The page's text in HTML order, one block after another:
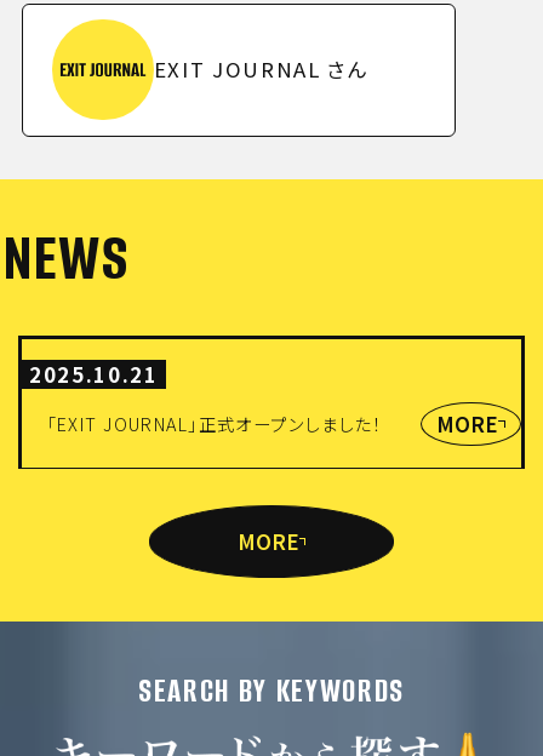
EXIT JOURNAL さん
NEWS
2025.10.21
「EXIT JOURNAL」正式オープンしました！ MORE
MORE
SEARCH BY KEYWORDS